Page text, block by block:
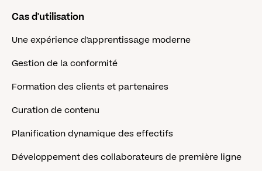
Cas d'utilisation
Une expérience d'apprentissage moderne
Gestion de la conformité
Formation des clients et partenaires
Curation de contenu
Planification dynamique des effectifs
Développement des collaborateurs de première ligne